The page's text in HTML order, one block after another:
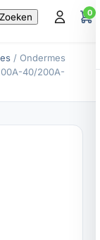
0
/ Ondermes
40/200A-